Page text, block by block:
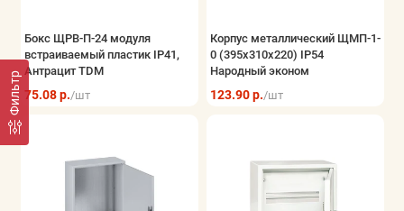
Фильтр
Бокс ЩРВ-П-24 модуля
встраиваемый пластик IP41,
Антрацит TDM
75.08 р./шт
Корпус металлический ЩМП-1-
0 (395х310х220) IP54
Народный эконом
123.90 р./шт